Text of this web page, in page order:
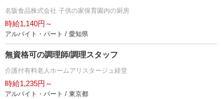
名阪食品株式会社 子供の家保育園内の厨房
時給1,140円～
アルバイト・パート / 愛知県
無資格可の調理師/調理スタッフ
介護付有料老人ホームアリスタージュ経堂
時給1,235円～
アルバイト・パート / 東京都